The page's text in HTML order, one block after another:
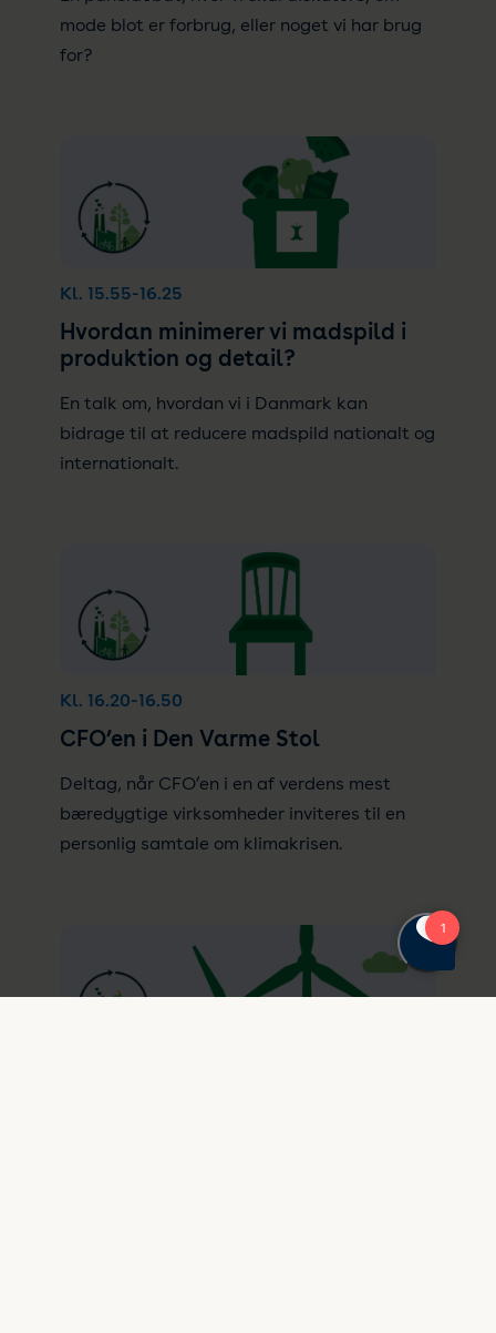
mode blot er forbrug, eller noget vi har brug
for?
Kl. 15.55-16.25
Hvordan minimerer vi madspild i
produktion og detail?
En talk om, hvordan vi i Danmark kan
bidrage til at reducere madspild nationalt og
internationalt.
Kl. 16.20-16.50
CFO’en i Den Varme Stol
Deltag, når CFO’en i en af verdens mest
bæredygtige virksomheder inviteres til en
personlig samtale om klimakrisen.